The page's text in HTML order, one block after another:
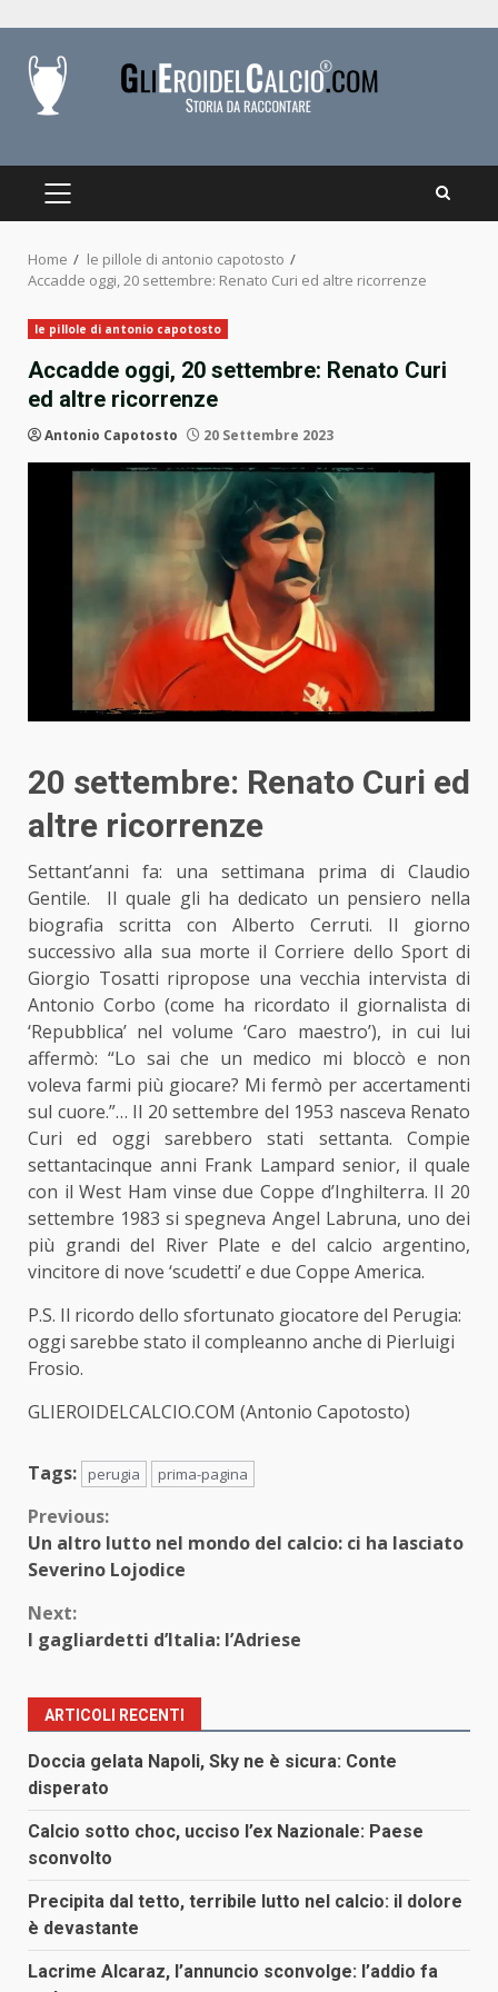
content
PRIMARY
Home
le pillole di antonio capotosto
Accadde oggi, 20 settembre: Renato Curi ed altre ricorrenze
le pillole di antonio capotosto
Accadde oggi, 20 settembre: Renato Curi
ed altre ricorrenze
Antonio Capotosto 20 Settembre 2023
20 settembre: Renato Curi ed
altre ricorrenze
Settant’anni fa: una settimana prima di Claudio
Gentile. Il quale gli ha dedicato un pensiero nella
biografia scritta con Alberto Cerruti. Il giorno
successivo alla sua morte il Corriere dello Sport di
Giorgio Tosatti ripropose una vecchia intervista di
Antonio Corbo (come ha ricordato il giornalista di
‘Repubblica’ nel volume ‘Caro maestro’), in cui lui
affermò: “Lo sai che un medico mi bloccò e non
voleva farmi più giocare? Mi fermò per accertamenti
sul cuore.”… Il 20 settembre del 1953 nasceva Renato
Curi ed oggi sarebbero stati settanta. Compie
settantacinque anni Frank Lampard senior, il quale
con il West Ham vinse due Coppe d’Inghilterra. Il 20
settembre 1983 si spegneva Angel Labruna, uno dei
più grandi del River Plate e del calcio argentino,
vincitore di nove ‘scudetti’ e due Coppe America.
P.S. Il ricordo dello sfortunato giocatore del Perugia:
oggi sarebbe stato il compleanno anche di Pierluigi
Frosio.
GLIEROIDELCALCIO.COM (Antonio Capotosto)
Tags: perugia prima-pagina
Continue
Reading
Previous:
Un altro lutto nel mondo del calcio: ci ha lasciato
Severino Lojodice
Next:
I gagliardetti d’Italia: l’Adriese
ARTICOLI RECENTI
Doccia gelata Napoli, Sky ne è sicura: Conte
disperato
Calcio sotto choc, ucciso l’ex Nazionale: Paese
sconvolto
Precipita dal tetto, terribile lutto nel calcio: il dolore
è devastante
Lacrime Alcaraz, l’annuncio sconvolge: l’addio fa